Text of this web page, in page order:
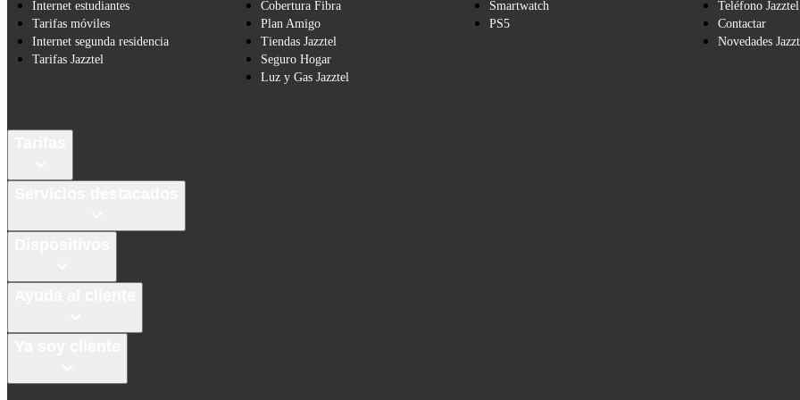
Internet estudiantes
Tarifas móviles
Internet segunda residencia
Tarifas Jazztel
Cobertura Fibra
Plan Amigo
Tiendas Jazztel
Seguro Hogar
Luz y Gas Jazztel
Smartwatch
PS5
Teléfono Jazztel
Contactar
Novedades